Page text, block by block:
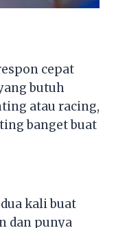
cepat
butuh
atau racing,
banget buat
kali buat
dan punya